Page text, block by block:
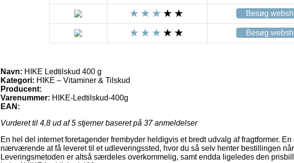
Besøg
Besøg
Navn: HIKE Ledtilskud 400 g
Kategori: HIKE – Vitaminer & Tilskud
Producent:
Varenummer: HIKE-Ledtilskud-400g
EAN:
Vurderet til 4.8 ud af 5 stjerner baseret på 37anmeldelser
En hel del internet foretagender frembyder heldigvis et bredt udvalg af fragtformer.
nærværende at få leveret til et udleveringssted, hvor du så selv henter bestillingen
Leveringsmetoden er altså særdeles overkommelig, samt endda ligeledes den